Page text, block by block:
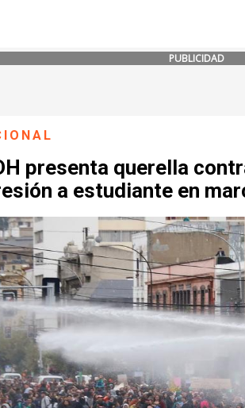
PUBLICIDAD
presenta querella
a estudiante en